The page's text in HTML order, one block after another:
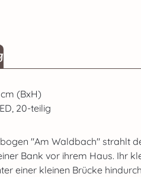
(BxH)
20-teilig
"Am Waldbach" strahlt
Bank vor ihrem Haus. Ihr
einer kleinen Brücke